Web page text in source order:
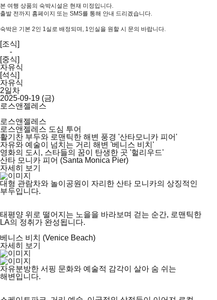
본 여행 상품의 숙박시설은 현재 미정입니다.
출발 전까지 홈페이지 또는 SMS를 통해 안내 드리겠습니다.
숙박은 기본 2인 1실로 배정되며, 1인실을 원할 시 문의 바랍니다.
[조식]
-
[중식]
자유식
[석식]
자유식
2일차
2025-09-19 (금)
로스앤젤레스
로스앤젤레스
로스앤젤레스 도심 투어
활기찬 부두와 로맨틱한 해변 풍경 '산타모니카 피어'
자유와 예술이 넘치는 거리 해변 '베니스 비치'
영화의 도시, 스타들의 꿈이 탄생한 곳 '헐리우드'
산타 모니카 피어 (Santa Monica Pier)
자세히 보기
대형 관람차와 놀이공원이 자리한 산타 모니카의 상징적인
부두입니다.
태평양 위로 떨어지는 노을을 바라보며 걷는 순간, 로맨틱한
LA의 정취가 완성됩니다.
베니스 비치 (Venice Beach)
자세히 보기
자유분방한 서핑 문화와 예술적 감각이 살아 숨 쉬는
해변입니다.